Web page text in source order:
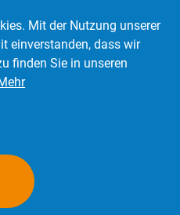
Mit der Nutzung unserer
einverstanden, dass wir
finden Sie in unseren
Login